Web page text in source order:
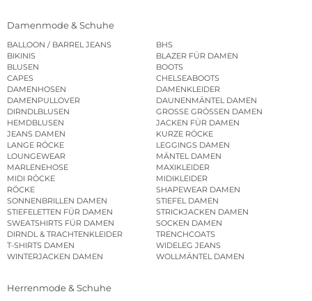
Damenmode & Schuhe
BALLOON / BARREL JEANS
BHS
BIKINIS
BLAZER FÜR DAMEN
BLUSEN
BOOTS
CAPES
CHELSEABOOTS
DAMENHOSEN
DAMENKLEIDER
DAMENPULLOVER
DAUNENMÄNTEL DAMEN
DIRNDLBLUSEN
GROSSE GRÖSSEN DAMEN
HEMDBLUSEN
JACKEN FÜR DAMEN
JEANS DAMEN
KURZE RÖCKE
LANGE RÖCKE
LEGGINGS DAMEN
LOUNGEWEAR
MÄNTEL DAMEN
MARLENEHOSE
MAXIKLEIDER
MIDI RÖCKE
MIDIKLEIDER
RÖCKE
SHAPEWEAR DAMEN
SONNENBRILLEN DAMEN
STIEFEL DAMEN
STIEFELETTEN FÜR DAMEN
STRICKJACKEN DAMEN
SWEATSHIRTS FÜR DAMEN
SOCKEN DAMEN
DIRNDL & TRACHTENKLEIDER
TRENCHCOATS
T-SHIRTS DAMEN
WIDELEG JEANS
WINTERJACKEN DAMEN
WOLLMÄNTEL DAMEN
Herrenmode & Schuhe